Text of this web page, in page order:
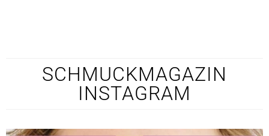
SCHMUCKMAGAZIN
INSTAGRAM